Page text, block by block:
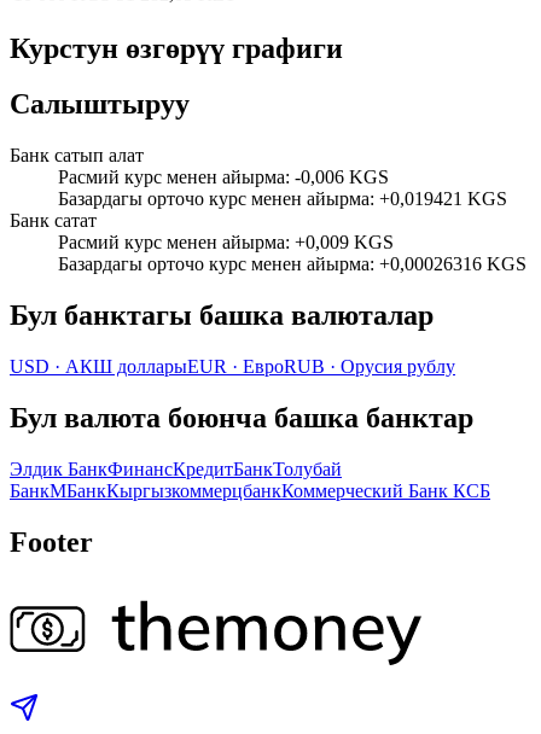
Курстун өзгөрүү графиги
Салыштыруу
Банк сатып алат
Расмий курс менен айырма: -0,006 KGS
Базардагы орточо курс менен айырма: +0,019421 KGS
Банк сатат
Расмий курс менен айырма: +0,009 KGS
Базардагы орточо курс менен айырма: +0,00026316 KGS
Бул банктагы башка валюталар
USD · АКШ долларыEUR · ЕвроRUB · Орусия рублу
Бул валюта боюнча башка банктар
Элдик БанкФинансКредитБанкТолубай
БанкМБанкКыргызкоммерцбанкКоммерческий Банк КСБ
Footer